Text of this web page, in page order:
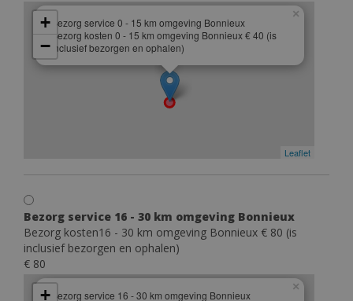
Bezorg service 0 - 15 km omgeving Bonnieux
Bezorg kosten 0 - 15 km omgeving Bonnieux € 40 (is
inclusief bezorgen en ophalen)
×
+
−
Leaflet
Bezorg service 16 - 30 km omgeving Bonnieux
Bezorg kosten16 - 30 km omgeving Bonnieux € 80 (is
inclusief bezorgen en ophalen)
€ 80
Bezorg service 16 - 30 km omgeving Bonnieux
×
+